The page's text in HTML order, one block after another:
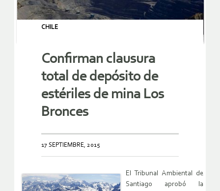
CHILE
Confirman clausura
total de depósito de
estériles de mina Los
Bronces
17 SEPTIEMBRE, 2015
El Tribunal Ambiental de
Santiago aprobó la